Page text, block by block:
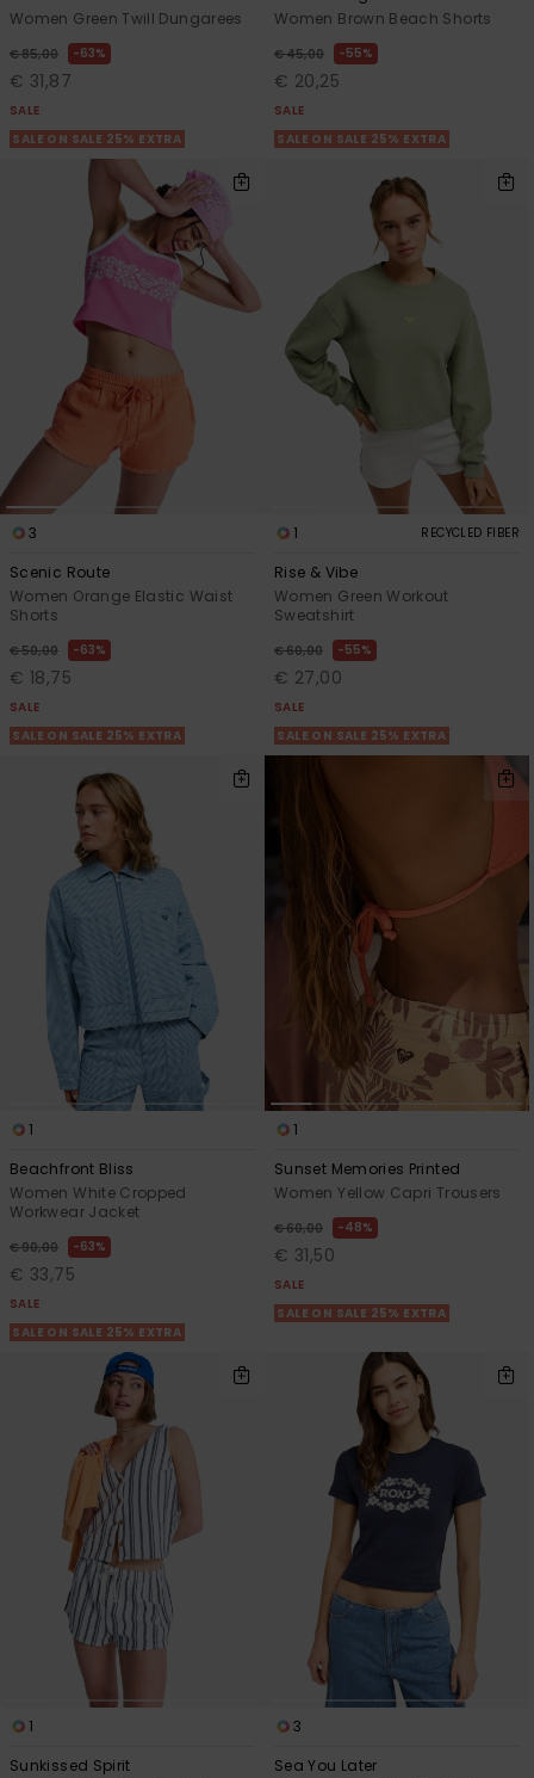
Women Green Twill Dungarees
€ 85,00 63%
€ 31,87
SALE
SALE ON SALE 25% EXTRA
Women Brown Beach Shorts
€ 45,00 55%
€ 20,25
SALE
SALE ON SALE 25% EXTRA
3
Scenic Route
Women Orange Elastic Waist
Shorts
€ 50,00 63%
€ 18,75
SALE
SALE ON SALE 25% EXTRA
1 RECYCLED FIBER
Rise & Vibe
Women Green Workout
Sweatshirt
€ 60,00 55%
€ 27,00
SALE
SALE ON SALE 25% EXTRA
1
Beachfront Bliss
Women White Cropped
Workwear Jacket
€ 90,00 63%
€ 33,75
SALE
SALE ON SALE 25% EXTRA
1
Sunset Memories Printed
Women Yellow Capri Trousers
€ 60,00 48%
€ 31,50
SALE
SALE ON SALE 25% EXTRA
1
Sunkissed Spirit
3
Sea You Later